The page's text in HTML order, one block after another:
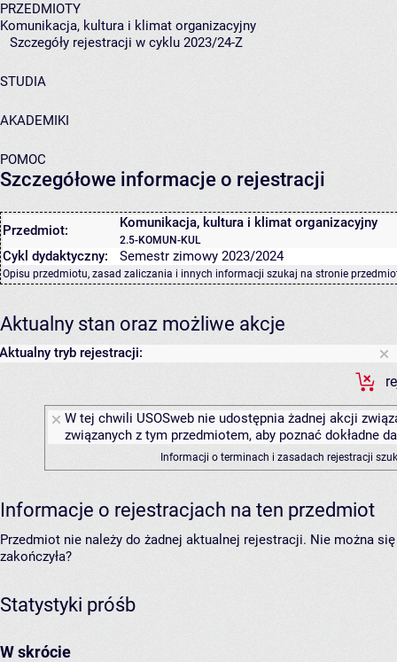
PRZEDMIOTY
Komunikacja, kultura i klimat organizacyjny
Szczegóły rejestracji w cyklu 2023/24-Z
STUDIA
AKADEMIKI
POMOC
Szczegółowe informacje o rejestracji
Przedmiot: Komunikacja, kultura i klimat organizacyjny
2.5-KOMUN-KUL
Cykl dydaktyczny: Semestr zimowy 2023/2024
Opisu przedmiotu, zasad zaliczania i innych informacji szukaj na stronie
Aktualny stan oraz możliwe akcje
Aktualny tryb rejestracji:
W tej chwili USOSweb nie udostępnia żadnej akcji
związanych z tym przedmiotem, aby poznać dokładne
Informacji o terminach i zasadach rejestracji
Informacje o rejestracjach na ten przedmiot
Przedmiot nie należy do żadnej aktualnej rejestracji. Nie można
zakończyła?
Statystyki próśb
W skrócie